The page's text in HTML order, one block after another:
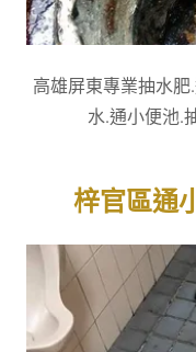
高雄屏東專業抽水
水.通小便池.
梓官區通